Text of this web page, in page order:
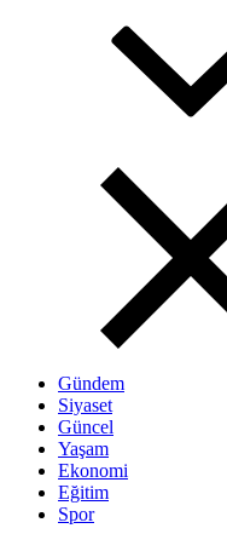
Gündem
Siyaset
Güncel
Yaşam
Ekonomi
Eğitim
Spor